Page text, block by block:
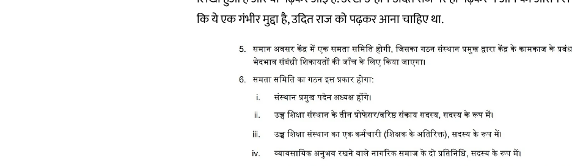
कि ये एक गंभीर मुद्दा है, उदित राज को पढ़कर आना चाहिए था.